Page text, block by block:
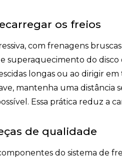
os freios
com frenagens
superaquecimento do
longas ou ao dirigir
mantenha uma
Essa prática reduz a
de qualidade
do sistema de